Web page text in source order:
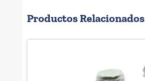
x
cantidad
Productos Relacionados